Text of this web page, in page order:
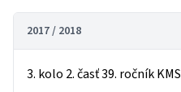
2017 / 2018
3. kolo 2. časť 39. ročník KMS